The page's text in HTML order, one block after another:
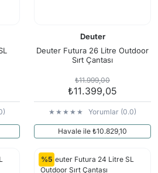
Deuter
Deuter Futura 26 Litre Outdoor
Sırt Çantası
₺11.999,00
₺11.399,05
Yorumlar (0.0)
Havale ile ₺10.829,10
%5